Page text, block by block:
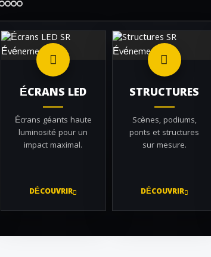
ÉCRANS LED
Écrans géants haute
luminosité pour un
impact maximal.
DÉCOUVRIR
STRUCTURES
Scènes, podiums,
ponts et structures
sur mesure.
DÉCOUVRIR